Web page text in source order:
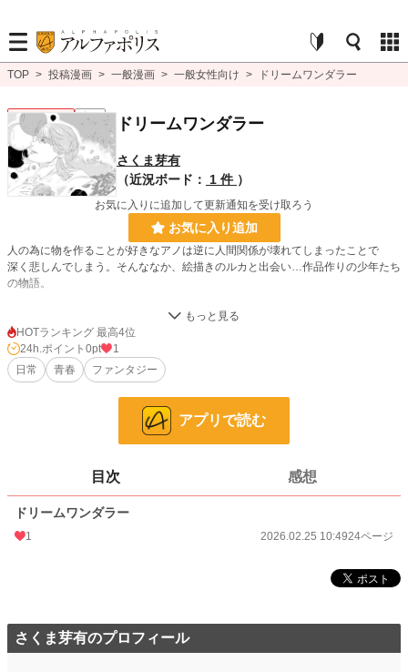
TOP > 投稿漫画 > 一般漫画 > 一般女性向け > ドリームワンダラー
一般女性向け 完結 ドリームワンダラー
さくま芽有
（近況ボード：
1 件 ）
お気に入りに追加して更新通知を受け取ろう
お気に入り追加
人の為に物を作ることが好きなアノは逆に人間関係が壊れてしまったことで
深く悲しんでしまう。そんななか、絵描きのルカと出会い…作品作りの少年たち
の物語。
一般女性向け 2,538 位 / 2,538 件
お気に入り
2026.02.25 10:49
初回公開日時 2026.02.25 10:49
累計ポイント 467 pt (8,112 位)
HOTランキング 最高4位
24h.ポイント 0pt
1
日常
青春 ファンタジー
アプリで読む
目次 感想
ドリームワンダラー
1 2026.02.25 10:4924ページ
さくま芽有のプロフィール